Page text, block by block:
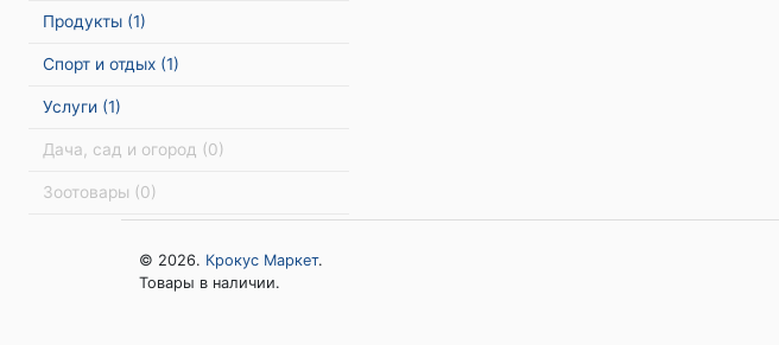
Продукты (1)
Спорт и отдых (1)
Услуги (1)
Дача, сад и огород (0)
Зоотовары (0)
© 2026. Крокус Маркет.
Товары в наличии.